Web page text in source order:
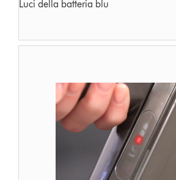
Luci della batteria blu